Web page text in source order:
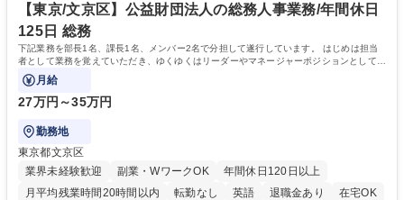
ール管理が出来る方。※将来的に他部署（営業部門、コーポレート部門）
へのジョブローテーションの可能性があります。 学歴・資格 学歴：大学
院 大学 語学力： 資格：宅地建物取引士
【東京/文京区】公益財団法人の総務人事業務/年間休日
125日 総務
下記業務を部長1名、課長1名、メンバー2名で分担して遂行しています。 はじめは担当
者として業務を覚えていただき、ゆくゆくはリーダーやマネージャーポジションとして活
躍いただくことを期待しています。
月給
27万円～35万円
勤務地
東京都文京区
業界未経験歓迎
副業・WワークOK
年間休日120日以上
月平均残業時間20時間以内
転勤なし 英語 退職金あり
在宅OK